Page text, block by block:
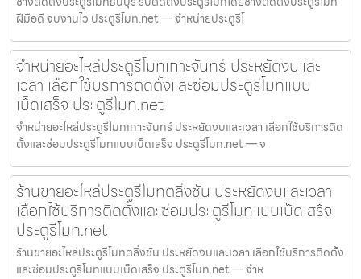
ฝีมือดี จบงานไว ประตูรีโมท.net — จำหน่ายประตูรีโ
จำหน่ายอะไหล่ประตูรีโมทเกาะจันทร์ ประหยัดงบและ
เวลา เลือกใช้บริการติดตั้งและซ่อมประตูรีโมทแบบ
เบ็ดเสร็จ ประตูรีโมท.net
จำหน่ายอะไหล่ประตูรีโมทเกาะจันทร์ ประหยัดงบและเวลา เลือกใช้บริการติด
ตั้งและซ่อมประตูรีโมทแบบเบ็ดเสร็จ ประตูรีโมท.net — จ
ร้านขายอะไหล่ประตูรีโมทตลิ่งชัน ประหยัดงบและเวลา
เลือกใช้บริการติดตั้งและซ่อมประตูรีโมทแบบเบ็ดเสร็จ
ประตูรีโมท.net
ร้านขายอะไหล่ประตูรีโมทตลิ่งชัน ประหยัดงบและเวลา เลือกใช้บริการติดตั้ง
และซ่อมประตูรีโมทแบบเบ็ดเสร็จ ประตูรีโมท.net — จำห